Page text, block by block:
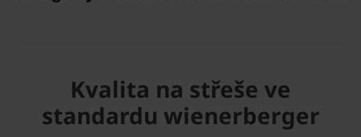
Kvalita na střeše ve
standardu wienerberger